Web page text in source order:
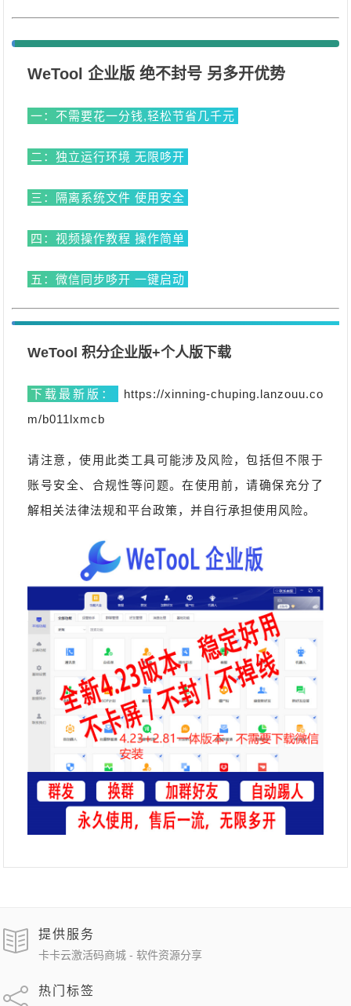
WeTool 企业版 绝不封号 另多开优势
一：不需要花一分钱,轻松节省几千元
二：独立运行环境 无限哆开
三：隔离系统文件 使用安全
四：视频操作教程 操作简单
五：微信同步哆开 一键启动
WeTool 积分企业版+个人版下载
下载最新版：
https://xinning-chuping.lanzouu.co
m/b011lxmcb
请注意，使用此类工具可能涉及风险，包括但不限于
账号安全、合规性等问题。在使用前，请确保充分了
解相关法律法规和平台政策，并自行承担使用风险。
提供服务
卡卡云激活码商城 - 软件资源分享
热门标签